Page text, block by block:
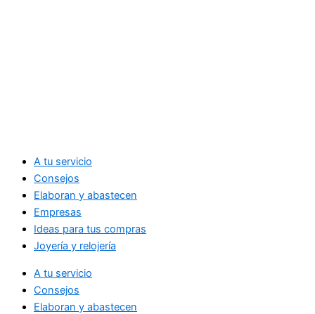
A tu servicio
Consejos
Elaboran y abastecen
Empresas
Ideas para tus compras
Joyería y relojería
A tu servicio
Consejos
Elaboran y abastecen